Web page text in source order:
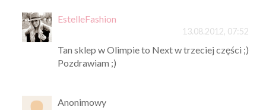
EstelleFashion
13.08.2012, 07:52
Tan sklep w Olimpie to Next w trzeciej części ;)
Pozdrawiam ;)
Anonimowy